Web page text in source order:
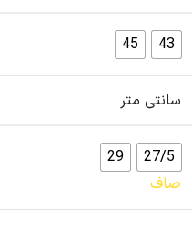
43
45
سانتی متر
27/5
29
صاف